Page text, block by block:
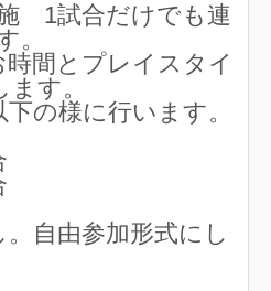
1試合だけでも連
。
間とプレイスタイ
す。
の様に行います。
自由参加形式にし